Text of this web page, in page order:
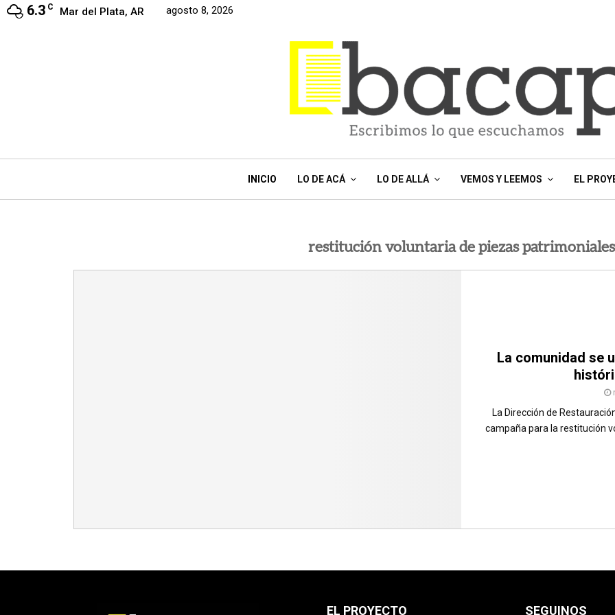
6.3 C Mar del Plata, AR agosto 8, 2026
INICIO LO DE ACÁ LO DE ALLÁ VEMOS Y LEEMOS EL
restitución voluntaria de piezas patrimoniales
La comunidad se
La Dirección de
campaña para la restitución
EL PROYECTO SEGUINOS